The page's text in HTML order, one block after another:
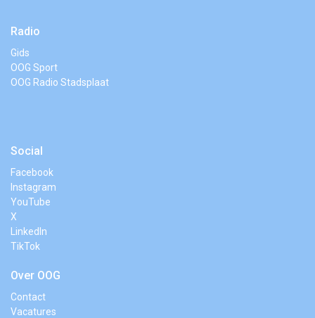
Radio
Gids
OOG Sport
OOG Radio Stadsplaat
Social
Facebook
Instagram
YouTube
X
LinkedIn
TikTok
Over OOG
Contact
Vacatures